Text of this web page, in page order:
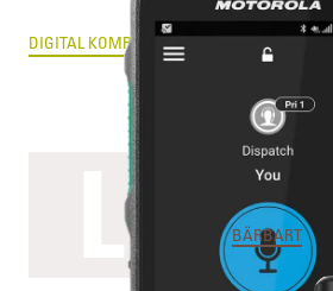
DIGITAL KOMRADIOANALOG
LEXBÄRBART